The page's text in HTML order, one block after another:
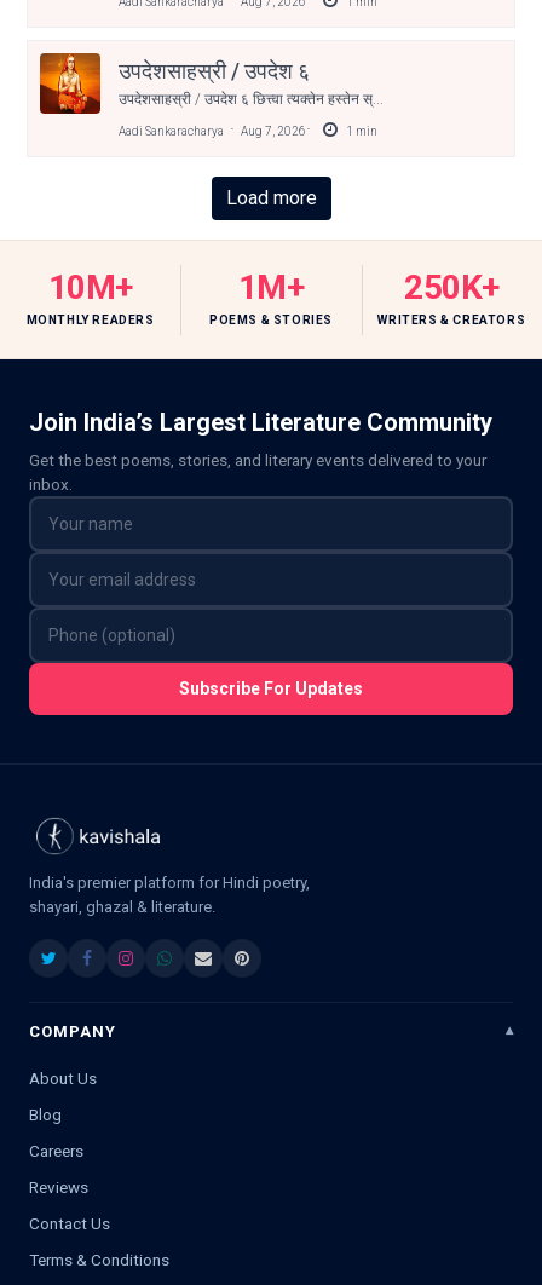
उपदेशसाहस्री / उपदेश ६
उपदेशसाहस्री / उपदेश ६ छित्त्वा त्यक्तेन हस्तेन स्...
Aadi Sankaracharya Aug 7, 2026 1 min
Load more
10M+
MONTHLY READERS
1M+
POEMS & STORIES
250K+
WRITERS & CREATORS
Join India’s Largest Literature Community
Get the best poems, stories, and literary events delivered to your
inbox.
Subscribe For Updates
India's premier platform for Hindi poetry,
shayari, ghazal & literature.
COMPANY
About Us
Blog
Careers
Reviews
Contact Us
Terms & Conditions